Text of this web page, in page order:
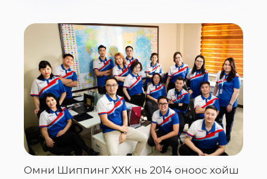
Омни Шиппинг ХХК нь 2014 оноос хойш